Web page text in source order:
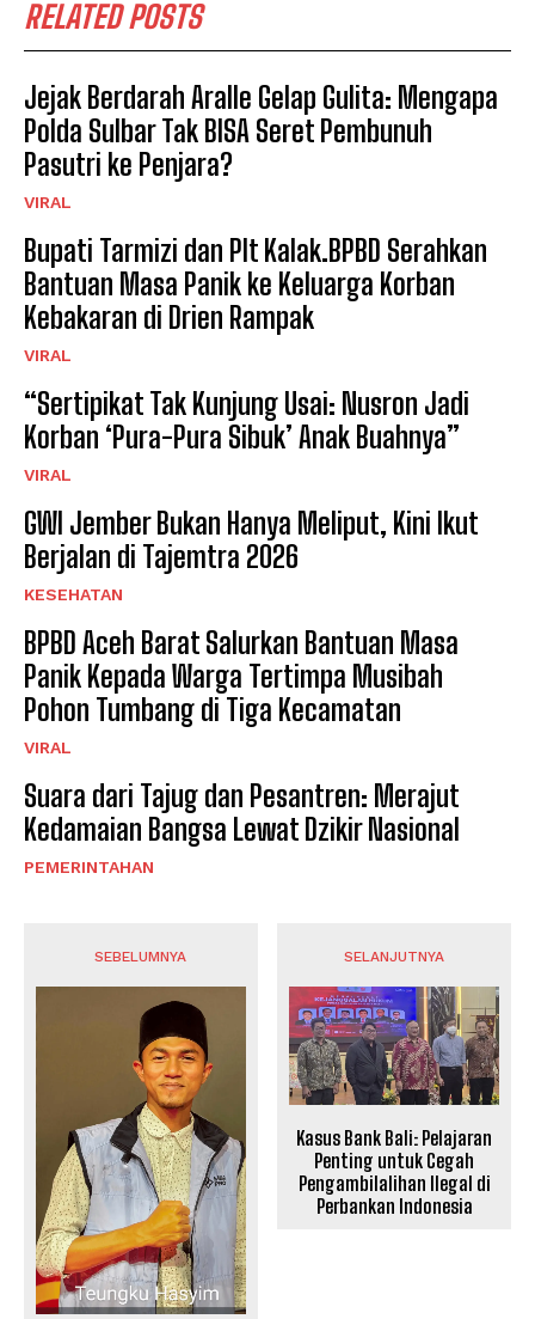
RELATED POSTS
Jejak Berdarah Aralle Gelap Gulita: Mengapa
Polda Sulbar Tak BISA Seret Pembunuh
Pasutri ke Penjara?
VIRAL
Bupati Tarmizi dan Plt Kalak.BPBD Serahkan
Bantuan Masa Panik ke Keluarga Korban
Kebakaran di Drien Rampak
VIRAL
“Sertipikat Tak Kunjung Usai: Nusron Jadi
Korban ‘Pura-Pura Sibuk’ Anak Buahnya”
VIRAL
GWI Jember Bukan Hanya Meliput, Kini Ikut
Berjalan di Tajemtra 2026
KESEHATAN
BPBD Aceh Barat Salurkan Bantuan Masa
Panik Kepada Warga Tertimpa Musibah
Pohon Tumbang di Tiga Kecamatan
VIRAL
Suara dari Tajug dan Pesantren: Merajut
Kedamaian Bangsa Lewat Dzikir Nasional
PEMERINTAHAN
SEBELUMNYA SELANJUTNYA
Kasus Bank Bali: Pelajaran
Penting untuk Cegah
Pengambilalihan Ilegal di
Perbankan Indonesia